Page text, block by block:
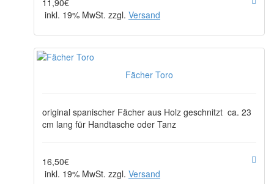
11,90€
inkl. 19% MwSt. zzgl. Versand
Fächer Toro
original spanischer Fächer aus Holz geschnitzt ca. 23
cm lang für Handtasche oder Tanz
16,50€
inkl. 19% MwSt. zzgl. Versand